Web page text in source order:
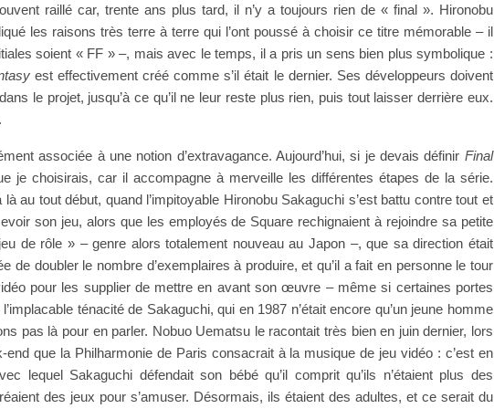
raillé car, trente ans plus tard, il n’y a toujours rien de « final ». Hironobu
les raisons très terre à terre qui l’ont poussé à choisir ce titre mémorable – il
soient « FF » –, mais avec le temps, il a pris un sens bien plus symbolique :
est effectivement créé comme s’il était le dernier. Ses développeurs doivent
le projet, jusqu’à ce qu’il ne leur reste plus rien, puis tout laisser derrière eux.
associée à une notion d’extravagance. Aujourd’hui, si je devais définir Final
je choisirais, car il accompagne à merveille les différentes étapes de la série.
là au tout début, quand l’impitoyable Hironobu Sakaguchi s’est battu contre tout et
son jeu, alors que les employés de Square rechignaient à rejoindre sa petite
de rôle » – genre alors totalement nouveau au Japon –, que sa direction était
de doubler le nombre d’exemplaires à produire, et qu’il a fait en personne le tour
pour les supplier de mettre en avant son œuvre – même si certaines portes
ténacité de Sakaguchi, qui en 1987 n’était encore qu’un jeune homme
pas là pour en parler. Nobuo Uematsu le racontait très bien en juin dernier, lors
end que la Philharmonie de Paris consacrait à la musique de jeu vidéo : c’est en
lequel Sakaguchi défendait son bébé qu’il comprit qu’ils n’étaient plus des
des jeux pour s’amuser. Désormais, ils étaient des adultes, et ce serait du